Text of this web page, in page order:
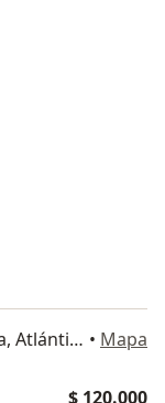
Cra 71 #94-23, Riomar, Barranquilla, Atlántico edificio altos del parque, torre 4 apto 616, Barranquilla • Mapa
$ 120.000